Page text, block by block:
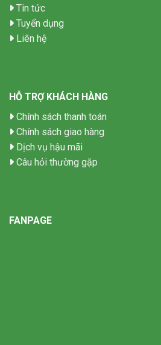
Tin tức
Tuyển dụng
Liên hệ
HỖ TRỢ KHÁCH HÀNG
Chính sách thanh toán
Chính sách giao hàng
Dịch vụ hậu mãi
Câu hỏi thường gặp
FANPAGE